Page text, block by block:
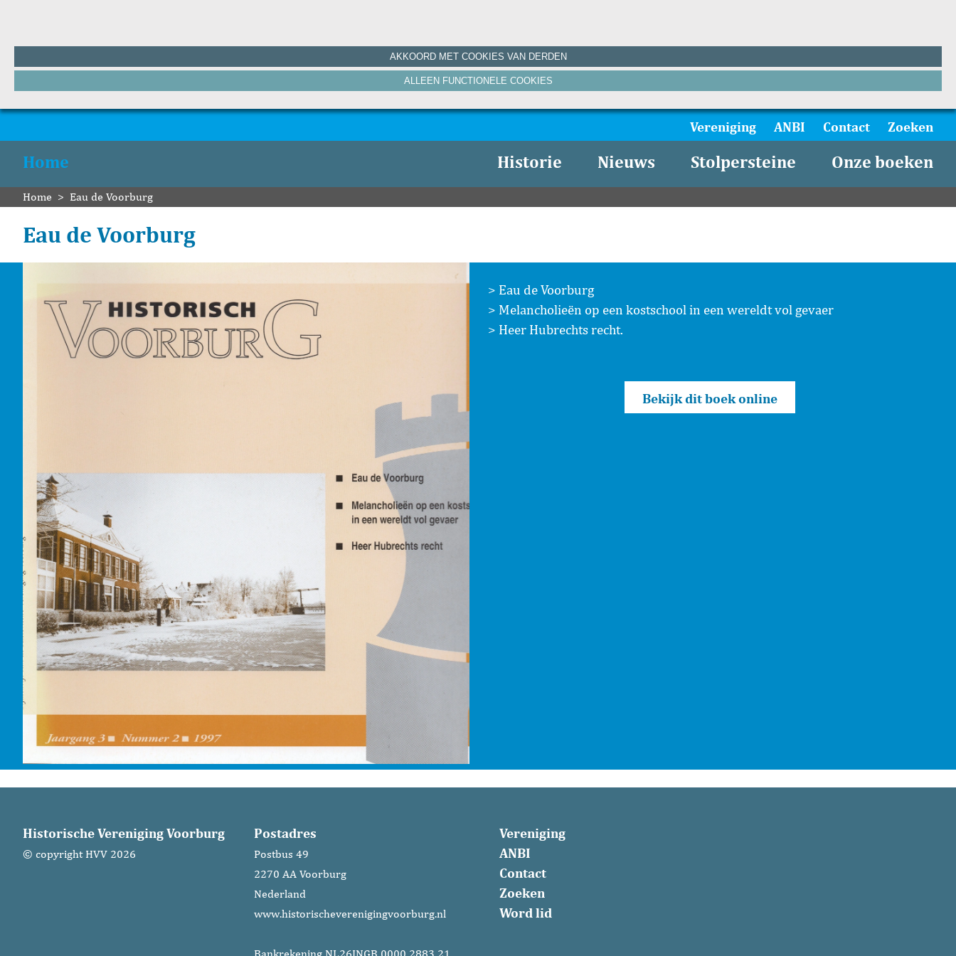
AKKOORD MET COOKIES VAN DERDEN
ALLEEN FUNCTIONELE COOKIES
Vereniging ANBI Contact Zoeken
Onze boeken
Stolpersteine
Nieuws
Historie
Home
Home > Eau de Voorburg
Eau de Voorburg
Eau de Voorburg
Melancholieën op een kostschool in een wereldt vol gevaer
Heer Hubrechts recht.
Bekijk dit boek online
Historische Vereniging Voorburg
© copyright HVV 2026
Postadres
Postbus 49
2270 AA Voorburg
Nederland
www.historischeverenigingvoorburg.nl
Bankrekening NL26INGB 0000 2883 21
Vereniging
ANBI
Contact
Zoeken
Word lid